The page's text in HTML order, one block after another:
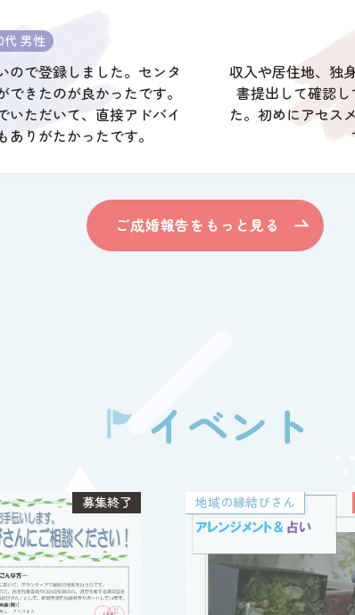
代 男性
ので登録しました。センタ
きたのが良かったです。
いただいて、直接アドバイ
りがたかったです。
収入や居住地、独
書提出して確認
た。初めにアセス
ご成婚報告をもっと見る
イベント
ん 募集中 民間